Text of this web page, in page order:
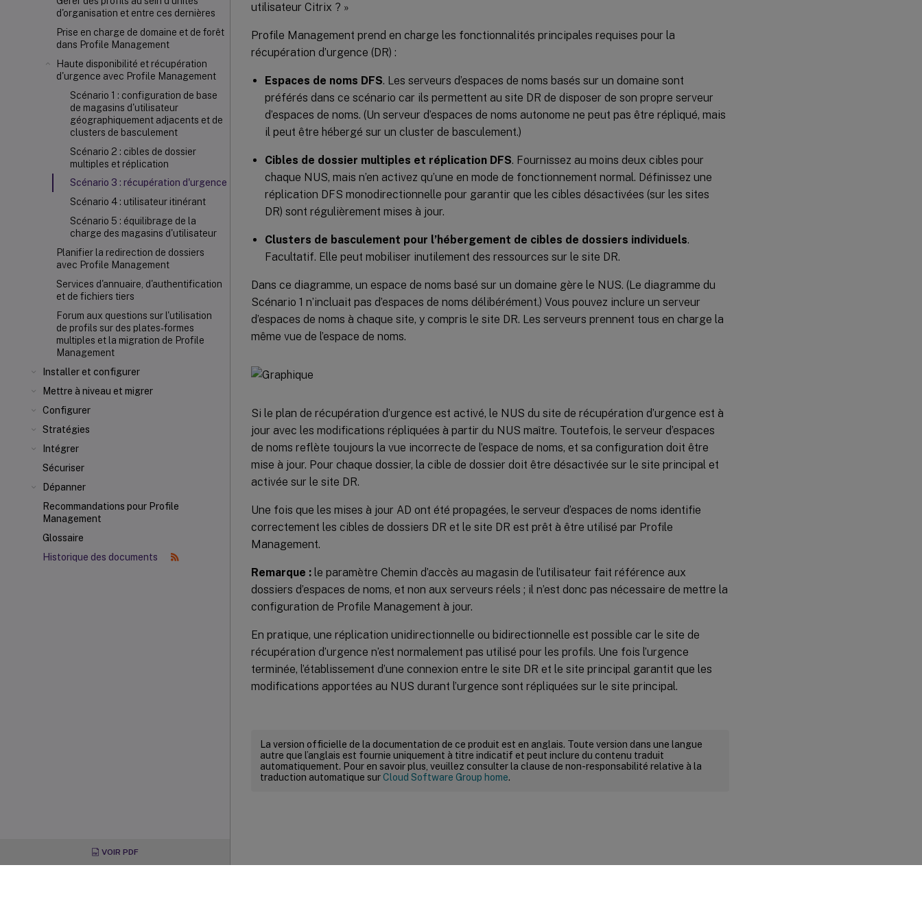
d'organisation et entre ces dernières
Prise en charge de domaine et de forêt
dans Profile Management
Haute disponibilité et récupération
d'urgence avec Profile Management
Scénario 1 : configuration de base
de magasins d'utilisateur
géographiquement adjacents et de
clusters de basculement
Scénario 2 : cibles de dossier
multiples et réplication
Scénario 3 : récupération d'urgence
Scénario 4 : utilisateur itinérant
Scénario 5 : équilibrage de la
charge des magasins d'utilisateur
Planifier la redirection de dossiers
avec Profile Management
Services d'annuaire, d'authentification
et de fichiers tiers
Forum aux questions sur l'utilisation
de profils sur des plates-formes
multiples et la migration de Profile
Management
Installer et configurer
Mettre à niveau et migrer
Configurer
Stratégies
Intégrer
Sécuriser
Dépanner
Recommandations pour Profile
Management
Glossaire
Historique des documents
VOIR PDF
utilisateur Citrix ? »
Profile Management prend en charge les fonctionnalités principales requises pour la
récupération d’urgence (DR) :
Espaces de noms DFS. Les serveurs d’espaces de noms basés sur un domaine sont
préférés dans ce scénario car ils permettent au site DR de disposer de son propre serveur
d’espaces de noms. (Un serveur d’espaces de noms autonome ne peut pas être répliqué, mais
il peut être hébergé sur un cluster de basculement.)
Cibles de dossier multiples et réplication DFS. Fournissez au moins deux cibles pour
chaque NUS, mais n’en activez qu’une en mode de fonctionnement normal. Définissez une
réplication DFS monodirectionnelle pour garantir que les cibles désactivées (sur les sites
DR) sont régulièrement mises à jour.
Clusters de basculement pour l’hébergement de cibles de dossiers individuels.
Facultatif. Elle peut mobiliser inutilement des ressources sur le site DR.
Dans ce diagramme, un espace de noms basé sur un domaine gère le NUS. (Le diagramme du
Scénario 1 n’incluait pas d’espaces de noms délibérément.) Vous pouvez inclure un serveur
d’espaces de noms à chaque site, y compris le site DR. Les serveurs prennent tous en charge la
même vue de l’espace de noms.
Si le plan de récupération d’urgence est activé, le NUS du site de récupération d’urgence est à
jour avec les modifications répliquées à partir du NUS maître. Toutefois, le serveur d’espaces
de noms reflète toujours la vue incorrecte de l’espace de noms, et sa configuration doit être
mise à jour. Pour chaque dossier, la cible de dossier doit être désactivée sur le site principal et
activée sur le site DR.
Une fois que les mises à jour AD ont été propagées, le serveur d’espaces de noms identifie
correctement les cibles de dossiers DR et le site DR est prêt à être utilisé par Profile
Management.
Remarque : le paramètre Chemin d’accès au magasin de l’utilisateur fait référence aux
dossiers d’espaces de noms, et non aux serveurs réels ; il n’est donc pas nécessaire de mettre la
configuration de Profile Management à jour.
En pratique, une réplication unidirectionnelle ou bidirectionnelle est possible car le site de
récupération d’urgence n’est normalement pas utilisé pour les profils. Une fois l’urgence
terminée, l’établissement d’une connexion entre le site DR et le site principal garantit que les
modifications apportées au NUS durant l’urgence sont répliquées sur le site principal.
La version officielle de la documentation de ce produit est en anglais. Toute version dans une langue
autre que l’anglais est fournie uniquement à titre indicatif et peut inclure du contenu traduit
automatiquement. Pour en savoir plus, veuillez consulter la clause de non-responsabilité relative à la
traduction automatique surCloud Software Group home.